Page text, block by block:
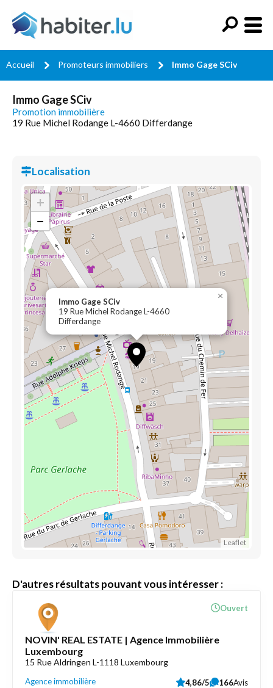
Accueil Promoteurs immobiliers Immo Gage SCiv
Immo Gage SCiv
Promotion immobilière
19 Rue Michel Rodange L-4660 Differdange
Localisation
Immo Gage SCiv
19 Rue Michel Rodange L-4660
Differdange
×
+
−
Leaflet
D'autres résultats pouvant vous intéresser :
NOVIN' REAL ESTATE | Agence Immobilière
Luxembourg
15 Rue Aldringen L-1118 Luxembourg
Agence immobilière
Ouvert
4,86/5 166Avis